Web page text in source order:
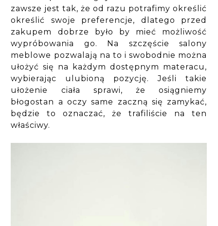
zawsze jest tak, że od razu potrafimy określić
określić swoje preferencje, dlatego przed
zakupem dobrze było by mieć możliwość
wypróbowania go. Na szczęście salony
meblowe pozwalają na to i swobodnie można
ułożyć się na każdym dostępnym materacu,
wybierając ulubioną pozycję. Jeśli takie
ułożenie ciała sprawi, że osiągniemy
błogostan a oczy same zaczną się zamykać,
będzie to oznaczać, że trafiliście na ten
właściwy.